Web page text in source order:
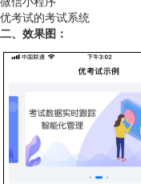
优考试的考试系统
二、效果图：